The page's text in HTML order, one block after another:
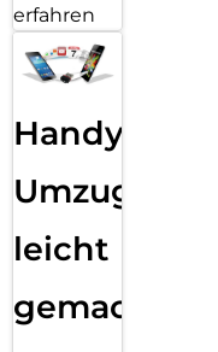
erfahren
Handy
Umzug
leicht
gemacht!